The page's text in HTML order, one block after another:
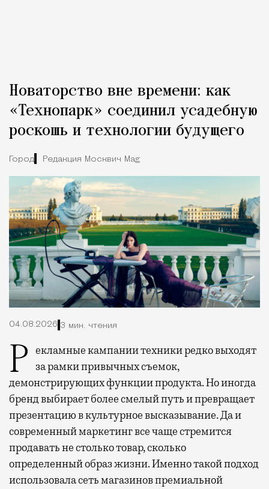
Новаторство вне времени: как
«Технопарк» соединил усадебную
роскошь и технологии будущего
Город Редакция Москвич Mag
04.08.2026 3 мин. чтения
Рекламные кампании техники редко выходят
за рамки привычных съемок,
демонстрирующих функции продукта. Но иногда
бренд выбирает более смелый путь и превращает
презентацию в культурное высказывание. Да и
современный маркетинг все чаще стремится
продавать не столько товар, сколько
определенный образ жизни. Именно такой подход
использовала сеть магазинов премиальной